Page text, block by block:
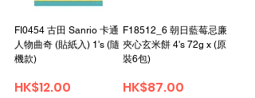
FI0454 古田 Sanrio 卡通
人物曲奇 (貼紙入) 1's (隨
機款)
Price
HK$12.00
F18512_6 朝日藍莓忌廉
夾心玄米餅 4's 72g x (原
裝6包)
Price
HK$87.00